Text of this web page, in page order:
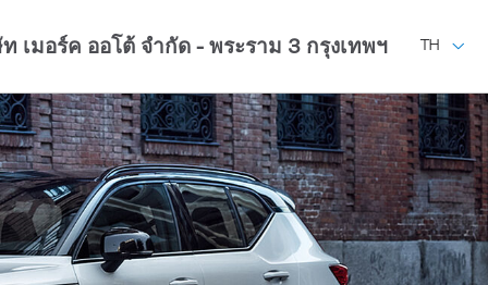
เมอร์ค ออโต้ จำกัด - พระราม 3 กรุงเทพฯ TH